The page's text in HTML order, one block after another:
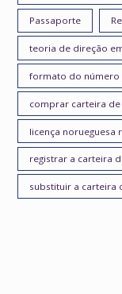
Passaporte
teoria de direção
formato do número
comprar carteira
licença norueguesa
registrar a carteira
substituir a carteira